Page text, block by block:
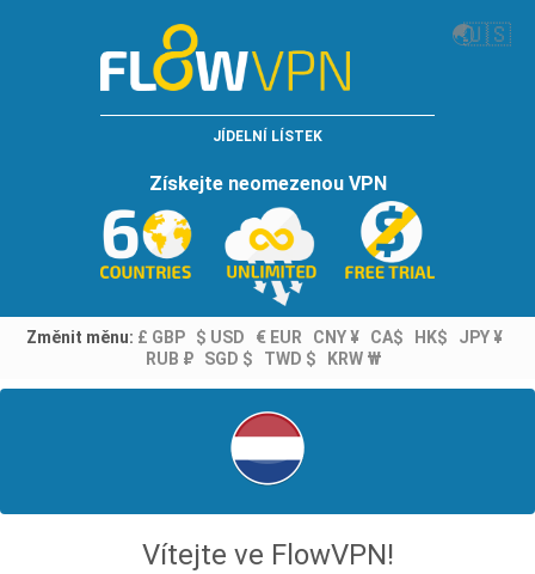
🌏🇺🇸
JÍDELNÍ LÍSTEK
Získejte neomezenou VPN
Změnit měnu: £ GBP $ USD € EUR CNY ¥ CA$ HK$
JPY ¥
RUB ₽
SGD $ TWD $ KRW ₩
Vítejte ve FlowVPN!